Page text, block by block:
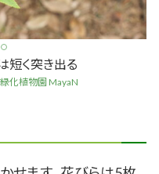
短く突き出る
化植物園 MayaN